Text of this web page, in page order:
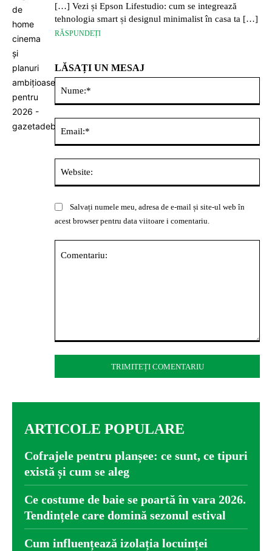
[…] Vezi și Epson Lifestudio: cum se integrează
tehnologia smart și designul minimalist în casa ta […]
RĂSPUNDEȚI
LĂSAȚI UN MESAJ
Salvați numele meu, adresa de e-mail și site-ul web în
acest browser pentru data viitoare i comentariu.
ARTICOLE POPULARE
Cofrajele pentru planșee: ce sunt, ce tipuri
există și cum se aleg
Ce costume de baie se poartă în vara 2026.
Tendințele care domină sezonul estival
Cum influențează izolația locuinței